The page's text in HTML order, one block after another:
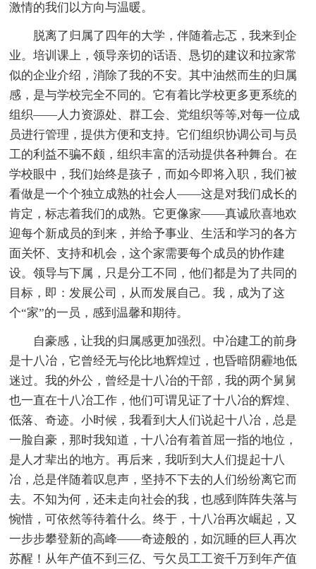
激情的我们以方向与温暖。
脱离了归属了四年的大学，伴随着忐忑，我来到企
业。培训课上，领导亲切的话语、恳切的建议和拉家常
似的企业介绍，消除了我的不安。其中油然而生的归属
感，是与学校完全不同的。它有着比学校更多更系统的
组织——人力资源处、群工会、党组织等等,对每一位成
员进行管理，提供方便和支持。它们组织协调公司与员
工的利益不骗不颇，组织丰富的活动提供各种舞台。在
学校眼中，我们始终是孩子，而如今即将入职，我们被
看做是一个个独立成熟的社会人——这是对我们成长的
肯定，标志着我们的成熟。它更像家——真诚欣喜地欢
迎每个新成员的到来，并给予事业、生活和学习的各方
面关怀、支持和机会，这个家需要每个成员的协作建
设。领导与下属，只是分工不同，他们都是为了共同的
目标，即：发展公司，从而发展自己。我，成为了这
个“家”的一员，感到温馨和期待。
自豪感，让我的归属感更加强烈。中冶建工的前身
是十八冶，它曾经无与伦比地辉煌过，也昏暗阴霾地低
迷过。我的外公，曾经是十八冶的干部，我的两个舅舅
也一直在十八冶工作，他们可谓见证了十八冶的辉煌、
低落、奇迹。小时候，我看到大人们说起十八冶，总是
一脸自豪，那时我知道，十八冶有着首屈一指的地位，
是人才辈出的地方。再后来，我听到大人们提起十八
冶，总是伴随着叹息声，坚持不下去的人们纷纷离它而
去。不知为何，还未走向社会的我，也感到阵阵失落与
惋惜，可依然等待着什么。终于，十八冶再次崛起，又
一步步攀登新的高峰——奇迹般的，如沉睡的巨人再次
苏醒！从年产值不到三亿、亏欠员工工资千万到年产值